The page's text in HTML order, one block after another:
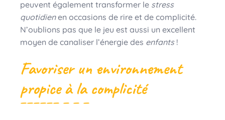
peuvent également transformer le stress
quotidienen occasions de rire et de complicité.
N’oublions pas que le jeu est aussi un excellent
moyen de canaliser l’énergie des enfants!
Favoriser un environnement
propice à la complicité